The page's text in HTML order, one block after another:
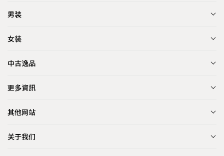
男装
女装
中古逸品
更多資訊
其他网站
关于我们